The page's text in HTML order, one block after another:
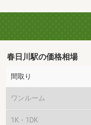
春日川駅の価格相場
間取り
ワンルーム
1K・1DK